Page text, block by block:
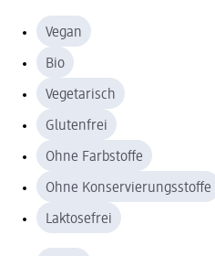
Vegan
Bio
Vegetarisch
Glutenfrei
Ohne Farbstoffe
Ohne Konservierungsstoffe
Laktosefrei